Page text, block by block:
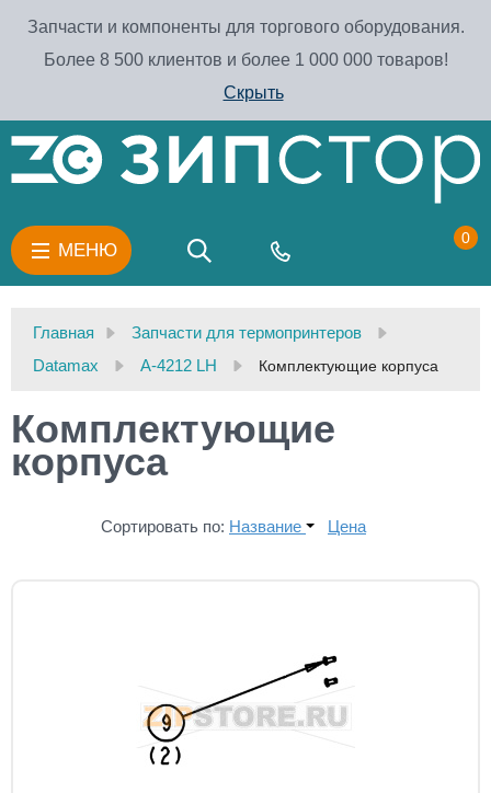
Запчасти и компоненты для торгового оборудования.
Более 8 500 клиентов и более 1 000 000 товаров!
Скрыть
МЕНЮ
0
Главная
Запчасти для термопринтеров
Datamax
A-4212 LH Комплектующие корпуса
Комплектующие
корпуса
Сортировать по: Название Цена